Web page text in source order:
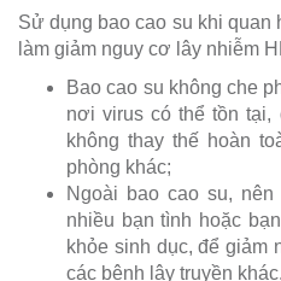
Sử dụng bao cao su khi quan
làm giảm nguy cơ lây nhiễm
Bao cao su không che
nơi virus có thể tồn tại,
không thay thế hoàn
phòng khác;
Ngoài bao cao su,
nhiều bạn tình hoặc
khỏe sinh dục, để giảm
các bệnh lây truyền khác.